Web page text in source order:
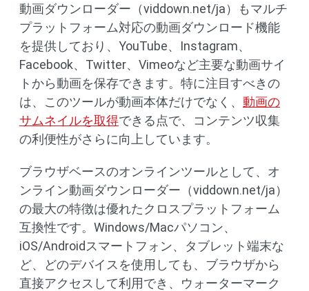
動画ダウンローダー（viddown.net/ja）もマルチ
プラットフォーム対応の動画ダウンロード機能
を提供しており、YouTube、Instagram、
Facebook、Twitter、Vimeoなど主要な動画サイ
トから動画を保存できます。特に注目すべきの
は、このツールが動画本体だけでなく、 動画の
サムネイルを取得できる点で、コンテンツ収集
の利便性がさらに向上しています。
ブラウザベースのオンラインツールとして、オ
ンライン動画ダウンローダー（viddown.net/ja）
の最大の特徴は優れたクロスプラットフォーム
互換性です。Windows/Macパソコン、
iOS/Androidスマートフォン、タブレット端末な
ど、どのデバイスを使用しても、ブラウザから
直接アクセスして利用でき、ウォーターマーク